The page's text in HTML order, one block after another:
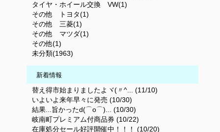
タイヤ・ホイール交換 VW(1)
その他 トヨタ(1)
その他 三菱(1)
その他 マツダ(1)
その他(1)
未分類(1963)
新着情報
替え得市始まりましたよヾ(〃^... (11/10)
いよいよ来年早々に発売 (10/30)
結果...旨かったd(⌒o⌒)... (10/30)
岐南町プレミアム付商品券 (10/22)
在庫処分セール好評開催中！！！ (10/20)